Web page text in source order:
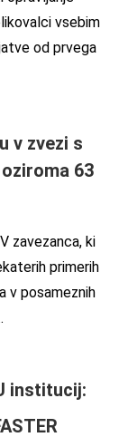
vsebim
od prvega
v zvezi s
63
zavezanca, ki
primerih
v posameznih
.
institucij: